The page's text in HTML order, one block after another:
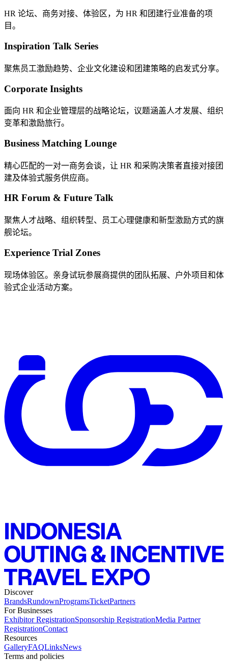
HR 论坛、商务对接、体验区，为 HR 和团建行业准备的项
目。
Inspiration Talk Series
聚焦员工激励趋势、企业文化建设和团建策略的启发式分享。
Corporate Insights
面向 HR 和企业管理层的战略论坛，议题涵盖人才发展、组织
变革和激励旅行。
Business Matching Lounge
精心匹配的一对一商务会谈，让 HR 和采购决策者直接对接团
建及体验式服务供应商。
HR Forum & Future Talk
聚焦人才战略、组织转型、员工心理健康和新型激励方式的旗
舰论坛。
Experience Trial Zones
现场体验区。亲身试玩参展商提供的团队拓展、户外项目和体
验式企业活动方案。
Discover
BrandsRundownProgramsTicketPartners
For Businesses
Exhibitor RegistrationSponsorship RegistrationMedia Partner
RegistrationContact
Resources
GalleryFAQLinksNews
Terms and policies